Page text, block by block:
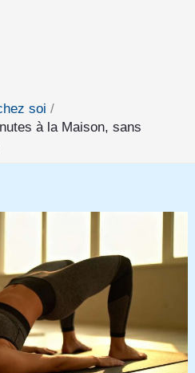
soi
à la Maison, sans